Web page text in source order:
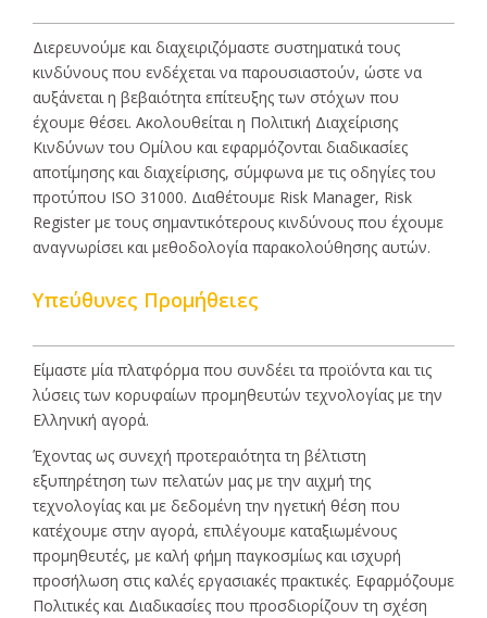
Διερευνούμε και διαχειριζόμαστε συστηματικά τους
κινδύνους που ενδέχεται να παρουσιαστούν, ώστε να
αυξάνεται η βεβαιότητα επίτευξης των στόχων που
έχουμε θέσει. Ακολουθείται η Πολιτική Διαχείρισης
Κινδύνων του Ομίλου και εφαρμόζονται διαδικασίες
αποτίμησης και διαχείρισης, σύμφωνα με τις οδηγίες του
προτύπου ISO 31000. Διαθέτουμε Risk Manager, Risk
Register με τους σημαντικότερους κινδύνους που έχουμε
αναγνωρίσει και μεθοδολογία παρακολούθησης αυτών.
Υπεύθυνες Προμήθειες
Είμαστε μία πλατφόρμα που συνδέει τα προϊόντα και τις
λύσεις των κορυφαίων προμηθευτών τεχνολογίας με την
Ελληνική αγορά.
Έχοντας ως συνεχή προτεραιότητα τη βέλτιστη
εξυπηρέτηση των πελατών μας με την αιχμή της
τεχνολογίας και με δεδομένη την ηγετική θέση που
κατέχουμε στην αγορά, επιλέγουμε καταξιωμένους
προμηθευτές, με καλή φήμη παγκοσμίως και ισχυρή
προσήλωση στις καλές εργασιακές πρακτικές. Εφαρμόζουμε
Πολιτικές και Διαδικασίες που προσδιορίζουν τη σχέση